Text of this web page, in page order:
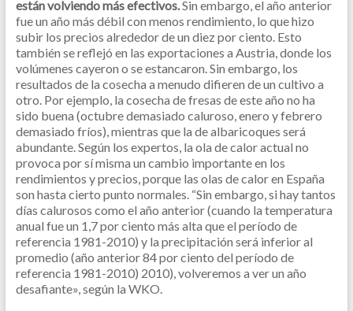
están volviendo más efectivos.Sin embargo, el año anterior
fue un año más débil con menos rendimiento, lo que hizo
subir los precios alrededor de un diez por ciento. Esto
también se reflejó en las exportaciones a Austria, donde los
volúmenes cayeron o se estancaron. Sin embargo, los
resultados de la cosecha a menudo difieren de un cultivo a
otro. Por ejemplo, la cosecha de fresas de este año no ha
sido buena (octubre demasiado caluroso, enero y febrero
demasiado fríos), mientras que la de albaricoques será
abundante. Según los expertos, la ola de calor actual no
provoca por sí misma un cambio importante en los
rendimientos y precios, porque las olas de calor en España
son hasta cierto punto normales. “Sin embargo, si hay tantos
días calurosos como el año anterior (cuando la temperatura
anual fue un 1,7 por ciento más alta que el período de
referencia 1981-2010) y la precipitación será inferior al
promedio (año anterior 84 por ciento del período de
referencia 1981-2010) 2010), volveremos a ver un año
desafiante», según la WKO.